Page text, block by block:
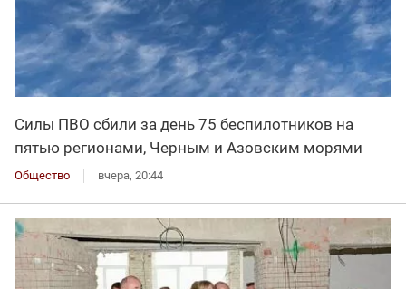
Силы ПВО сбили за день 75 беспилотников на
пятью регионами, Черным и Азовским морями
Общество вчера, 20:44